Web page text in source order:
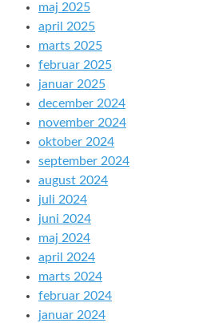
maj 2025
april 2025
marts 2025
februar 2025
januar 2025
december 2024
november 2024
oktober 2024
september 2024
august 2024
juli 2024
juni 2024
maj 2024
april 2024
marts 2024
februar 2024
januar 2024